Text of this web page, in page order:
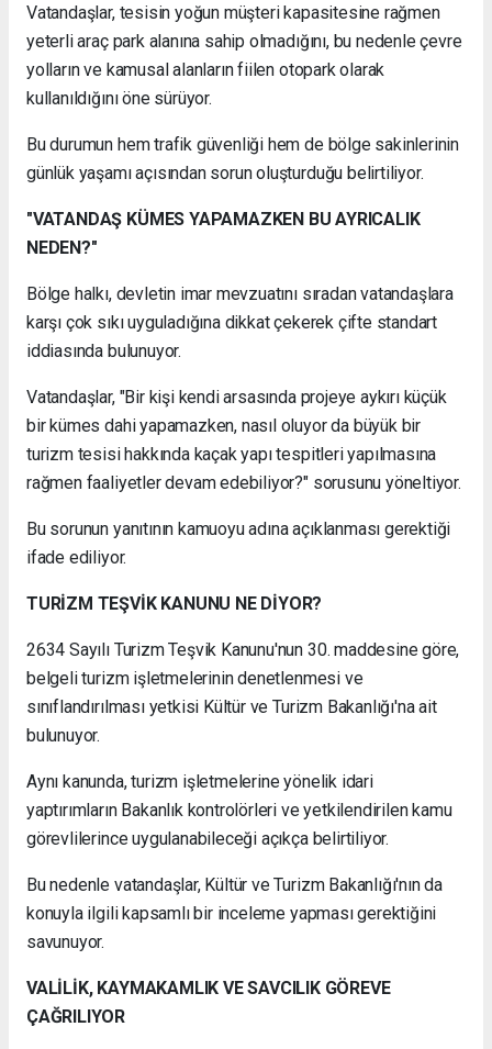
Vatandaşlar, tesisin yoğun müşteri kapasitesine rağmen
yeterli araç park alanına sahip olmadığını, bu nedenle çevre
yolların ve kamusal alanların fiilen otopark olarak
kullanıldığını öne sürüyor.
Bu durumun hem trafik güvenliği hem de bölge sakinlerinin
günlük yaşamı açısından sorun oluşturduğu belirtiliyor.
"VATANDAŞ KÜMES YAPAMAZKEN BU AYRICALIK
NEDEN?"
Bölge halkı, devletin imar mevzuatını sıradan vatandaşlara
karşı çok sıkı uyguladığına dikkat çekerek çifte standart
iddiasında bulunuyor.
Vatandaşlar, "Bir kişi kendi arsasında projeye aykırı küçük
bir kümes dahi yapamazken, nasıl oluyor da büyük bir
turizm tesisi hakkında kaçak yapı tespitleri yapılmasına
rağmen faaliyetler devam edebiliyor?" sorusunu yöneltiyor.
Bu sorunun yanıtının kamuoyu adına açıklanması gerektiği
ifade ediliyor.
TURİZM TEŞVİK KANUNU NE DİYOR?
2634 Sayılı Turizm Teşvik Kanunu'nun 30. maddesine göre,
belgeli turizm işletmelerinin denetlenmesi ve
sınıflandırılması yetkisi Kültür ve Turizm Bakanlığı'na ait
bulunuyor.
Aynı kanunda, turizm işletmelerine yönelik idari
yaptırımların Bakanlık kontrolörleri ve yetkilendirilen kamu
görevlilerince uygulanabileceği açıkça belirtiliyor.
Bu nedenle vatandaşlar, Kültür ve Turizm Bakanlığı'nın da
konuyla ilgili kapsamlı bir inceleme yapması gerektiğini
savunuyor.
VALİLİK, KAYMAKAMLIK VE SAVCILIK GÖREVE
ÇAĞRILIYOR